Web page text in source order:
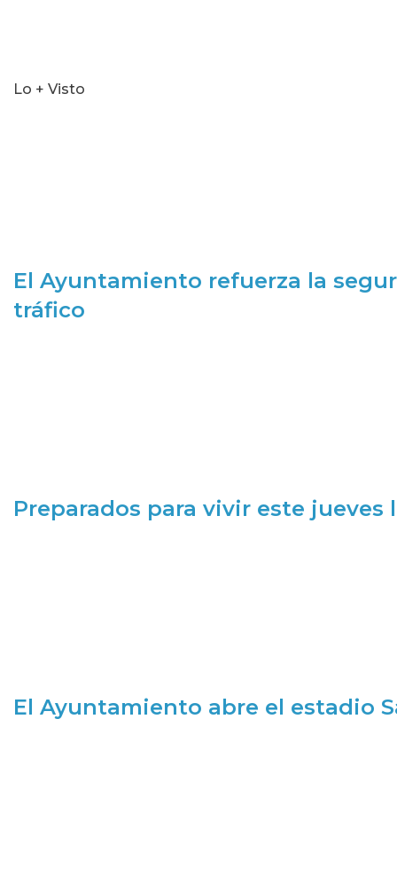
Lo + Visto
El Ayuntamiento refuerza la
tráfico
Preparados para vivir este jueves
El Ayuntamiento abre el estadio